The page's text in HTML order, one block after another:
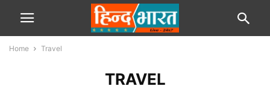
Home Travel
TRAVEL